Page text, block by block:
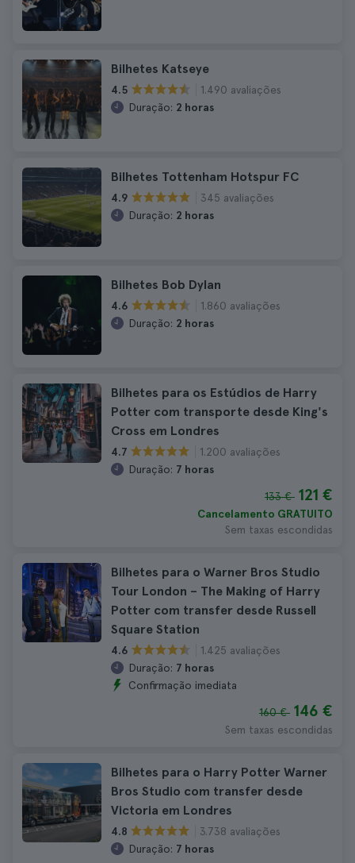
Bilhetes Katseye
4.5
1.490 avaliações
Duração: 2 horas
Bilhetes Tottenham Hotspur FC
4.9
345 avaliações
Duração: 2 horas
Bilhetes Bob Dylan
4.6
1.860 avaliações
Duração: 2 horas
Bilhetes para os Estúdios de Harry
Potter com transporte desde King's
Cross em Londres
4.7
1.200 avaliações
Duração: 7 horas
133 € 121 €
Cancelamento GRATUITO
Sem taxas escondidas
Bilhetes para o Warner Bros Studio
Tour London – The Making of Harry
Potter com transfer desde Russell
Square Station
4.6
1.425 avaliações
Duração: 7 horas
Confirmação imediata
160 € 146 €
Sem taxas escondidas
Bilhetes para o Harry Potter Warner
Bros Studio com transfer desde
Victoria em Londres
4.8
3.738 avaliações
Duração: 7 horas